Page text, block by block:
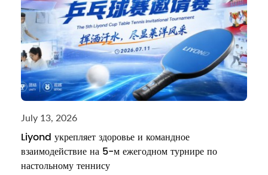
July 13, 2026
Liyond укрепляет здоровье и командное
взаимодействие на 5-м ежегодном турнире по
настольному теннису